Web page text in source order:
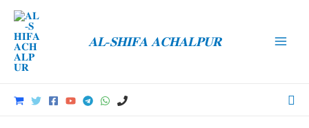
content
𝐀𝐋-𝐒𝐇𝐈𝐅𝐀 𝐀𝐂𝐇𝐀𝐋𝐏𝐔𝐑